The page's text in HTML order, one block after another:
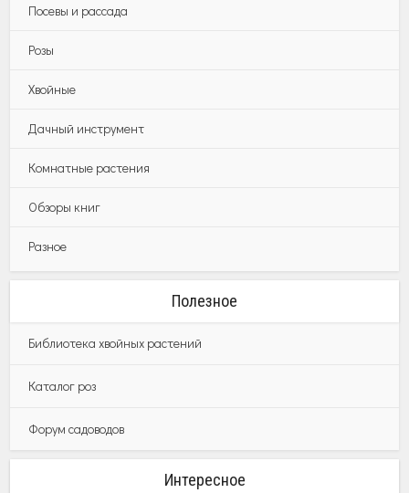
Посевы и рассада
Розы
Хвойные
Дачный инструмент
Комнатные растения
Обзоры книг
Разное
Полезное
Библиотека хвойных растений
Каталог роз
Форум садоводов
Интересное